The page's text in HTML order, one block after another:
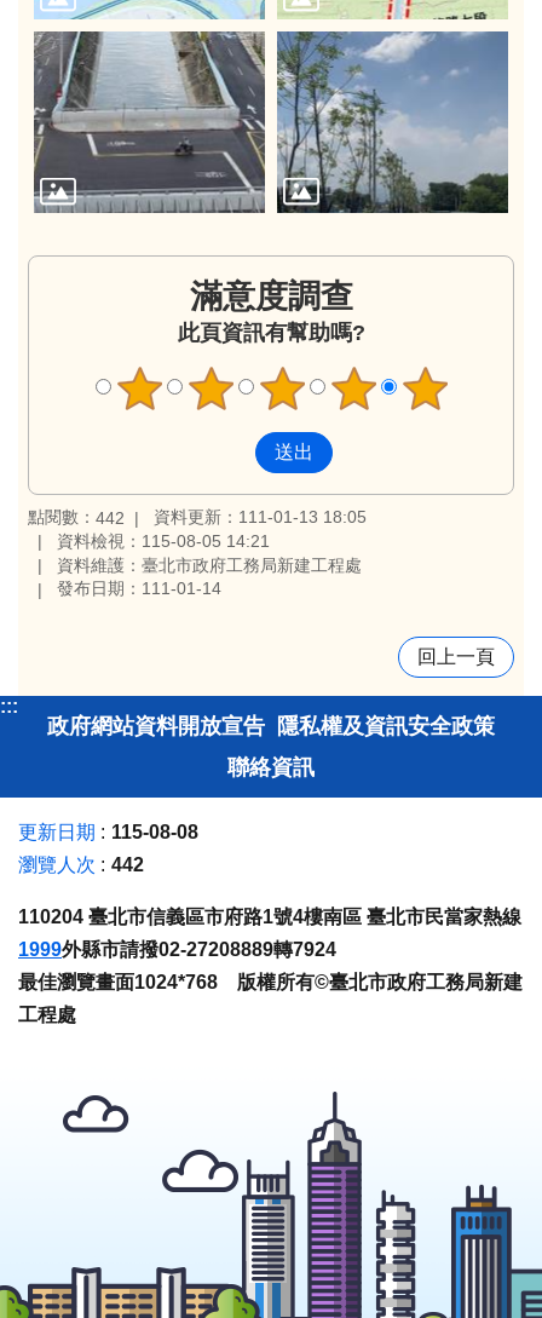
滿意度調查
此頁資訊有幫助嗎?
點閱數： 442
資料更新：111-01-13 18:05
資料檢視：115-08-05 14:21
資料維護：臺北市政府工務局新建工程處
發布日期：111-01-14
回上一頁
:::
政府網站資料開放宣告 隱私權及資訊安全政策
聯絡資訊
更新日期
115-08-08
瀏覽人次
442
110204 臺北市信義區市府路1號4樓南區 臺北市民當家熱線
1999外縣市請撥02-27208889轉7924
最佳瀏覽畫面1024*768 版權所有©臺北市政府工務局新建
工程處